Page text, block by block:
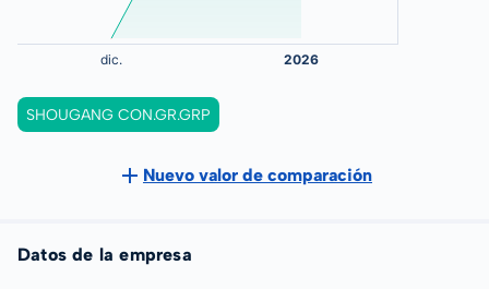
SHOUGANG CON.GR.GRP
Nuevo valor de comparación
Datos de la empresa